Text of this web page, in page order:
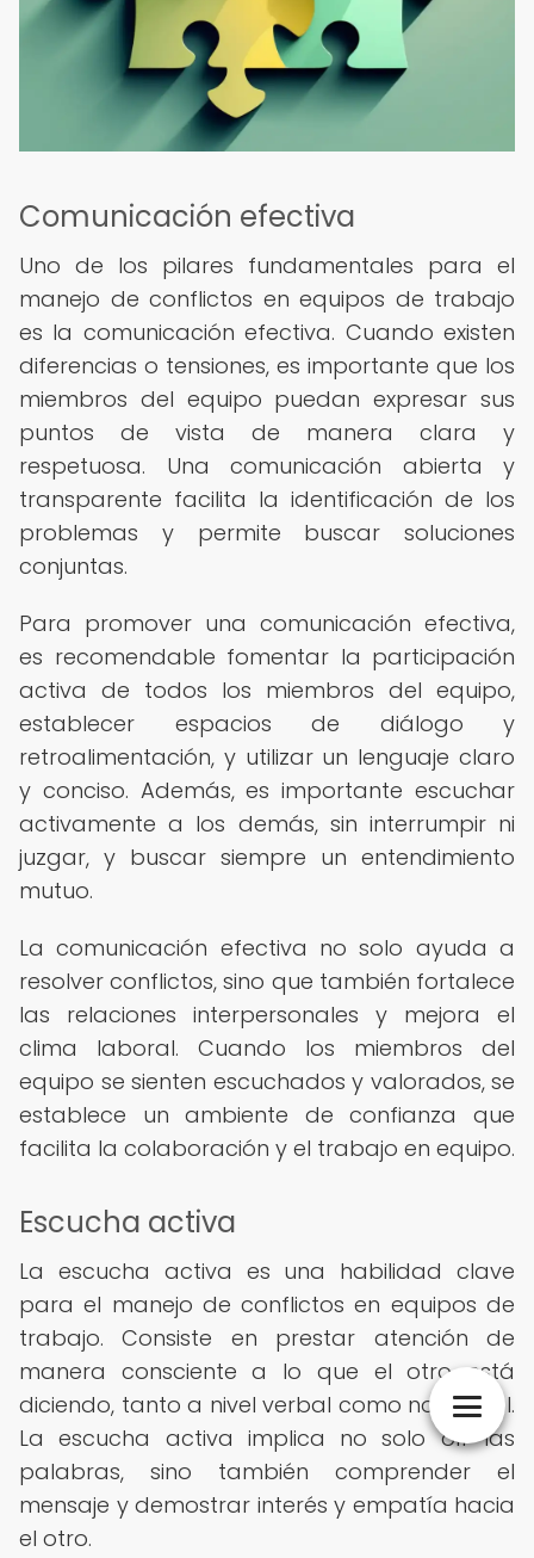
Comunicación efectiva
Uno de los pilares fundamentales para el
manejo de conflictos en equipos de trabajo
es la comunicación efectiva. Cuando existen
diferencias o tensiones, es importante que los
miembros del equipo puedan expresar sus
puntos de vista de manera clara y
respetuosa. Una comunicación abierta y
transparente facilita la identificación de los
problemas y permite buscar soluciones
conjuntas.
Para promover una comunicación efectiva,
es recomendable fomentar la participación
activa de todos los miembros del equipo,
establecer espacios de diálogo y
retroalimentación, y utilizar un lenguaje claro
y conciso. Además, es importante escuchar
activamente a los demás, sin interrumpir ni
juzgar, y buscar siempre un entendimiento
mutuo.
La comunicación efectiva no solo ayuda a
resolver conflictos, sino que también fortalece
las relaciones interpersonales y mejora el
clima laboral. Cuando los miembros del
equipo se sienten escuchados y valorados, se
establece un ambiente de confianza que
facilita la colaboración y el trabajo en equipo.
Escucha activa
La escucha activa es una habilidad clave
para el manejo de conflictos en equipos de
trabajo. Consiste en prestar atención de
manera consciente a lo que el otro está
diciendo, tanto a nivel verbal como no verbal.
La escucha activa implica no solo oír las
palabras, sino también comprender el
mensaje y demostrar interés y empatía hacia
el otro.